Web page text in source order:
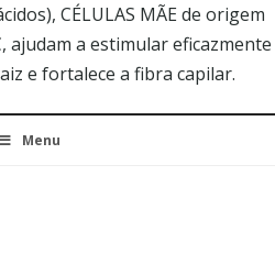
CÉLULAS MÃE de origem
ajudam a estimular eficazmente
e fortalece a fibra capilar.
Menu